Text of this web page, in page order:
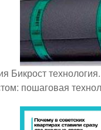
Бикрост
пошаговая